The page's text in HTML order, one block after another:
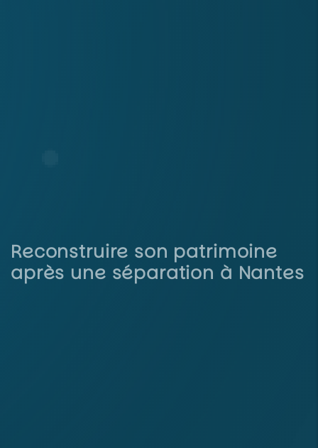
Reconstruire son patrimoine
après une séparation à Nantes